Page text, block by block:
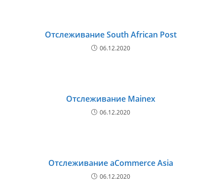
Отслеживание South African Post
06.12.2020
Отслеживание Mainex
06.12.2020
Отслеживание aCommerce Asia
06.12.2020